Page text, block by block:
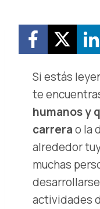
Si estás
te
humanos y
carrerao la
alrededor
muchas
actividades